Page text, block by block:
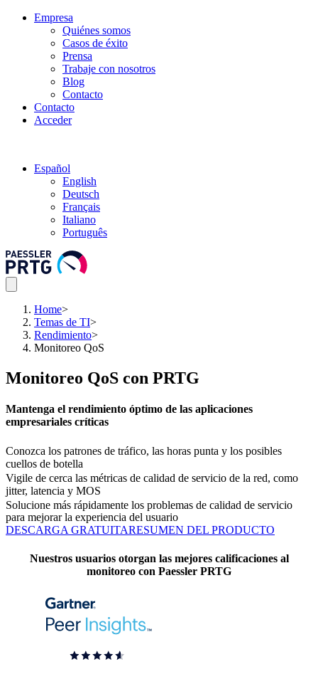
Empresa
Quiénes somos
Casos de éxito
Prensa
Trabaje con nosotros
Blog
Contacto
Contacto
Acceder
Español
English
Deutsch
Français
Italiano
Português
Home>
Temas de TI>
Rendimiento>
Monitoreo QoS
Monitoreo QoS con PRTG
Mantenga el rendimiento óptimo de las aplicaciones
empresariales críticas
Conozca los patrones de tráfico, las horas punta y los posibles
cuellos de botella
Vigile de cerca las métricas de calidad de servicio de la red, como
jitter, latencia y MOS
Solucione más rápidamente los problemas de calidad de servicio
para mejorar la experiencia del usuario
DESCARGA GRATUITARESUMEN DEL PRODUCTO
Nuestros usuarios otorgan las mejores calificaciones al
monitoreo con Paessler PRTG